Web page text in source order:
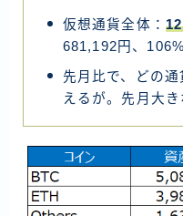
仮想通貨全体：
681,192円、
先月比で、どの
えるが。先月大